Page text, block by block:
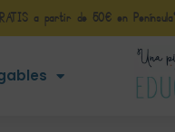
a partir de 50€ en